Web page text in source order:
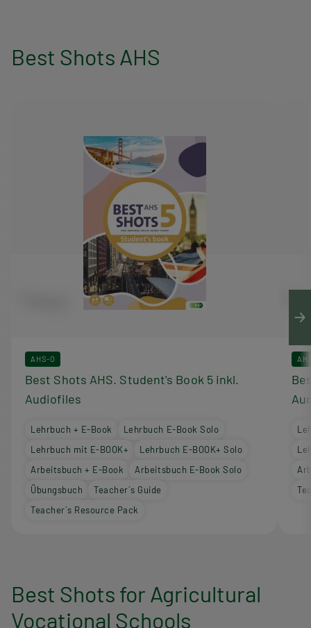
Best Shots AHS
AHS-O
Best Shots AHS. Student's Book 5 inkl.
Audiofiles
Lehrbuch + E-Book
Lehrbuch E-Book Solo
Lehrbuch mit E-BOOK+
Lehrbuch E-BOOK+ Solo
Arbeitsbuch + E-Book
Arbeitsbuch E-Book Solo
Übungsbuch
Teacher´s Guide
Teacher´s Resource Pack
Best Shots for Agricultural
Vocational Schools